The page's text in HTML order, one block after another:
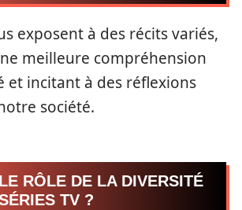
exposent à des récits variés,
meilleure compréhension
et incitant à des réflexions
société.
RÔLE DE LA DIVERSITÉ
TV ?